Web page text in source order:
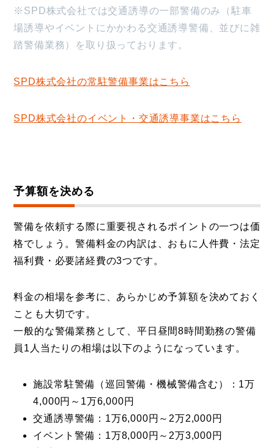
※SPD株式会社では交通誘導の一部警備のみ（駐車
場誘導やイベントにかかわる交通誘導警備、並びに雑
踏警備業務）を取り扱っております。
SPD株式会社の常駐警備事業はこちら
SPD株式会社のイベント・交通誘導事業はこちら
予算額を決める
警備を依頼する際に重要視されるポイントの一つは価
格でしょう。警備料金の内訳は、おもに人件費・法定
福利費・必要諸経費の3つです。
料金の相場を参考に、あらかじめ予算額を決めておく
ことも大切です。
一般的な警備業務として、平日昼間8時間勤務の警備
員1人当たりの相場は以下のようになっています。
施設常駐警備（巡回警備・機械警備含む）：1万
4,000円～1万6,000円
交通誘導警備：1万6,000円～2万2,000円
イベント警備：1万8,000円～2万3,000円